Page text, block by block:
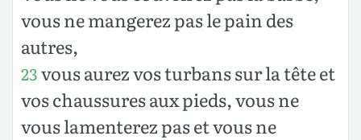
vous ne mangerez pas le pain des
autres,
23vous aurez vos turbans sur la tête et
vos chaussures aux pieds, vous ne
vous lamenterez pas et vous ne